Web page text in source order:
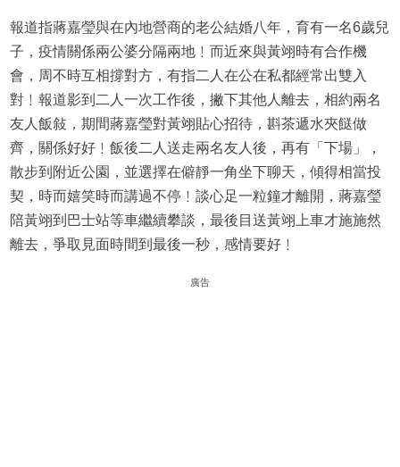
報道指蔣嘉瑩與在內地營商的老公結婚八年，育有一名6歲兒
子，疫情關係兩公婆分隔兩地﹗而近來與黃翊時有合作機
會，周不時互相撐對方，有指二人在公在私都經常出雙入
對﹗報道影到二人一次工作後，撇下其他人離去，相約兩名
友人飯敍，期間蔣嘉瑩對黃翊貼心招待，斟茶遞水夾餸做
齊，關係好好﹗飯後二人送走兩名友人後，再有「下場」，
散步到附近公園，並選擇在僻靜一角坐下聊天，傾得相當投
契，時而嬉笑時而講過不停﹗談心足一粒鐘才離開，蔣嘉瑩
陪黃翊到巴士站等車繼續攀談，最後目送黃翊上車才施施然
離去，爭取見面時間到最後一秒，感情要好﹗
廣告